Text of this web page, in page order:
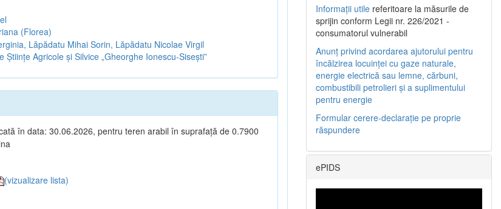
(Florea)
Lăpădatu Mihai Sorin, Lăpădatu Nicolae Virgil
Științe Agricole și Silvice „Gheorghe Ionescu-Sisești”
în data: 30.06.2026, pentru teren arabil în suprafață de 0.7900
(vizualizare lista)
Informații utile referitoare la măsurile de
sprijin conform Legii nr. 226/2021 -
consumatorul vulnerabil
Anunț privind acordarea ajutorului pentru
încălzirea locuinței cu gaze naturale,
energie electrică sau lemne, cărbuni,
combustibili petrolieri și a suplimentului
pentru energie
Formular cerere-declarație pe proprie
răspundere
ePIDS